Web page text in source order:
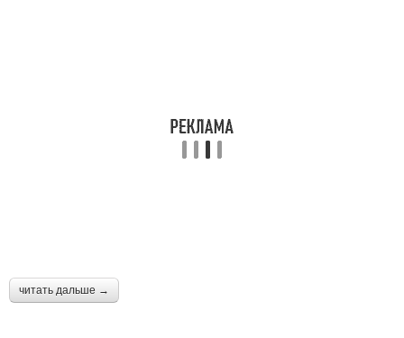
читать дальше →